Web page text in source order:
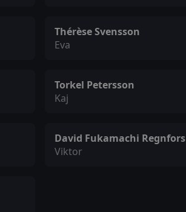
Thérèse Svensson
Eva
Torkel Petersson
Kaj
David Fukamachi Regnfors
Viktor